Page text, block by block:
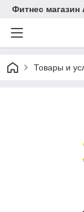
Фитнес магазин
Товары и